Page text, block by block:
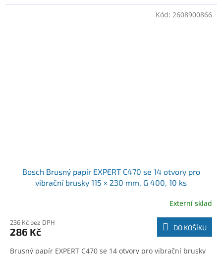
Bosch Brusný papír EXPERT C470 se 14 otvory pro
vibrační brusky 115 × 230 mm, G 400, 10 ks
Externí sklad
236 Kč bez DPH
286 Kč DO KOŠÍKU
Brusný papír EXPERT C470 se 14 otvory pro vibrační brusky
Kód: 2608900866